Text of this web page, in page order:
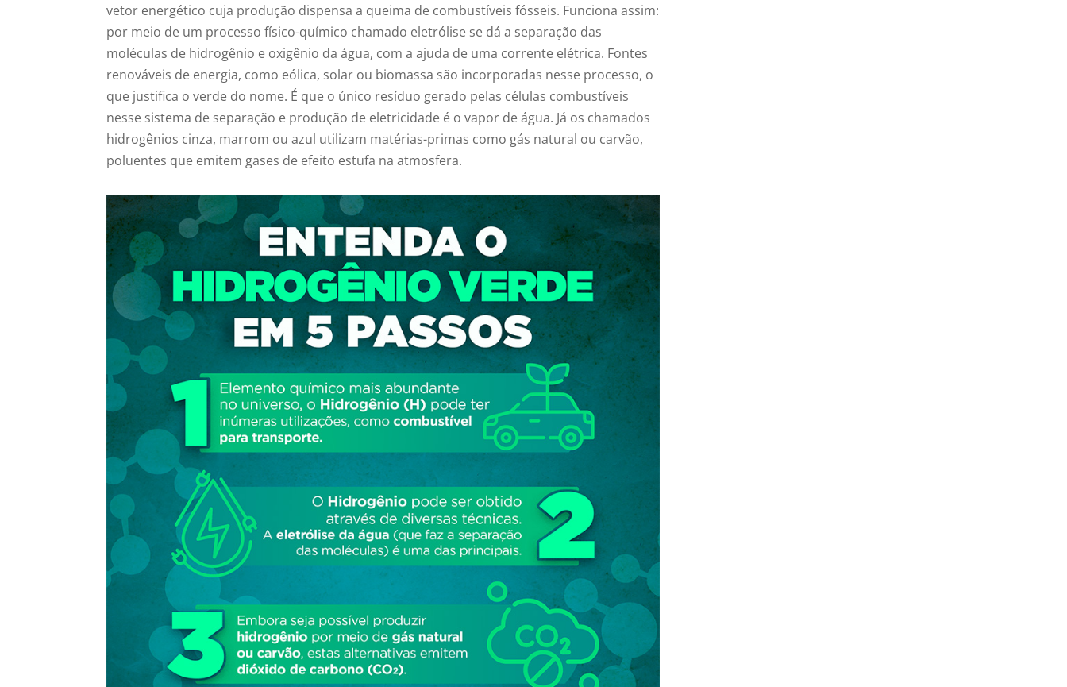
vetor energético cuja produção dispensa a queima de combustíveis fósseis. Funciona assim:
por meio de um processo físico-químico chamado eletrólise se dá a separação das
moléculas de hidrogênio e oxigênio da água, com a ajuda de uma corrente elétrica. Fontes
renováveis de energia, como eólica, solar ou biomassa são incorporadas nesse processo, o
que justifica o verde do nome. É que o único resíduo gerado pelas células combustíveis
nesse sistema de separação e produção de eletricidade é o vapor de água. Já os chamados
hidrogênios cinza, marrom ou azul utilizam matérias-primas como gás natural ou carvão,
poluentes que emitem gases de efeito estufa na atmosfera.